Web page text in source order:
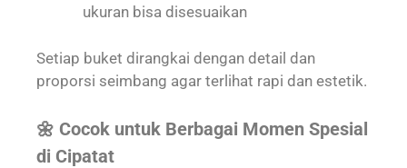
ukuran bisa disesuaikan
Setiap buket dirangkai dengan detail dan
proporsi seimbang agar terlihat rapi dan estetik.
🌼 Cocok untuk Berbagai Momen Spesial
di Cipatat